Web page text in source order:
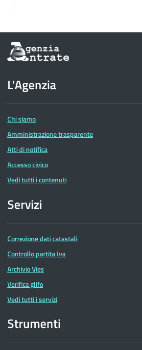
Informazioni
sul
dell'Agenzia
delle
Entrate
L'Agenzia
Chi siamo
Amministrazione trasparente
Atti di notifica
Accesso civico
Vedi tutti i contenuti
Servizi
Correzione dati catastali
Controllo partita Iva
Archivio Vies
Verifica glifo
Vedi tutti i servizi
Strumenti